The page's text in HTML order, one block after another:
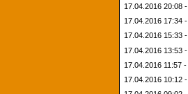
17.04.2016 20:08 -
17.04.2016 17:34 -
17.04.2016 15:33 -
17.04.2016 13:53 -
17.04.2016 11:57 -
17.04.2016 10:12 -